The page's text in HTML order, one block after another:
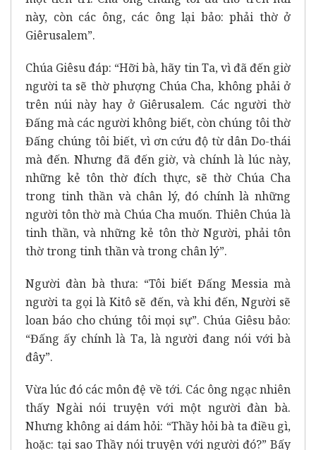
này, còn các ông, các ông lại bảo: phải thờ ở
Giêrusalem”.
Chúa Giêsu đáp: “Hỡi bà, hãy tin Ta, vì đã đến giờ
người ta sẽ thờ phượng Chúa Cha, không phải ở
trên núi này hay ở Giêrusalem. Các người thờ
Đấng mà các người không biết, còn chúng tôi thờ
Đấng chúng tôi biết, vì ơn cứu độ từ dân Do-thái
mà đến. Nhưng đã đến giờ, và chính là lúc này,
những kẻ tôn thờ đích thực, sẽ thờ Chúa Cha
trong tinh thần và chân lý, đó chính là những
người tôn thờ mà Chúa Cha muốn. Thiên Chúa là
tinh thần, và những kẻ tôn thờ Người, phải tôn
thờ trong tinh thần và trong chân lý”.
Người đàn bà thưa: “Tôi biết Đấng Messia mà
người ta gọi là Kitô sẽ đến, và khi đến, Người sẽ
loan báo cho chúng tôi mọi sự”. Chúa Giêsu bảo:
“Đấng ấy chính là Ta, là người đang nói với bà
đây”.
Vừa lúc đó các môn đệ về tới. Các ông ngạc nhiên
thấy Ngài nói truyện với một người đàn bà.
Nhưng không ai dám hỏi: “Thầy hỏi bà ta điều gì,
hoặc: tại sao Thầy nói truyện với người đó?” Bấy